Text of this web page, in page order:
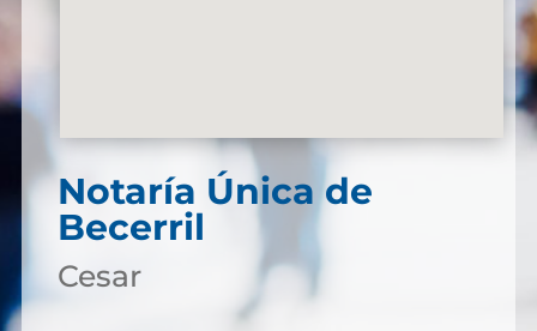
Notaría Única de
Becerril
Cesar